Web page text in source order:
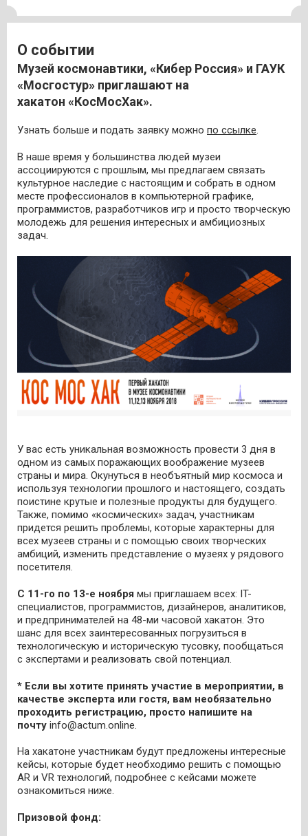
О событии
Музей космонавтики, «Кибер Россия» и ГАУК
«Мосгостур» приглашают на
хакатон «КосМосХак».
Узнать больше и подать заявку можно по ссылке.
В наше время у большинства людей музеи
ассоциируются с прошлым, мы предлагаем связать
культурное наследие с настоящим и собрать в одном
месте профессионалов в компьютерной графике,
программистов, разработчиков игр и просто творческую
молодежь для решения интересных и амбициозных
задач.
У вас есть уникальная возможность провести 3 дня в
одном из самых поражающих воображение музеев
страны и мира. Окунуться в необъятный мир космоса и
используя технологии прошлого и настоящего, создать
поистине крутые и полезные продукты для будущего.
Также, помимо «космических» задач, участникам
придется решить проблемы, которые характерны для
всех музеев страны и с помощью своих творческих
амбиций, изменить представление о музеях у рядового
посетителя.
С 11-го по 13-е ноября мы приглашаем всех: IT-
специалистов, программистов, дизайнеров, аналитиков,
и предпринимателей на 48-ми часовой хакатон. Это
шанс для всех заинтересованных погрузиться в
технологическую и историческую тусовку, пообщаться
с экспертами и реализовать свой потенциал.
* Если вы хотите принять участие в мероприятии, в
качестве эксперта или гостя, вам необязательно
проходить регистрацию, просто напишите на
почту info@actum.online.
На хакатоне участникам будут предложены интересные
кейсы, которые будет необходимо решить с помощью
AR и VR технологий, подробнее с кейсами можете
ознакомиться ниже.
Призовой фонд: